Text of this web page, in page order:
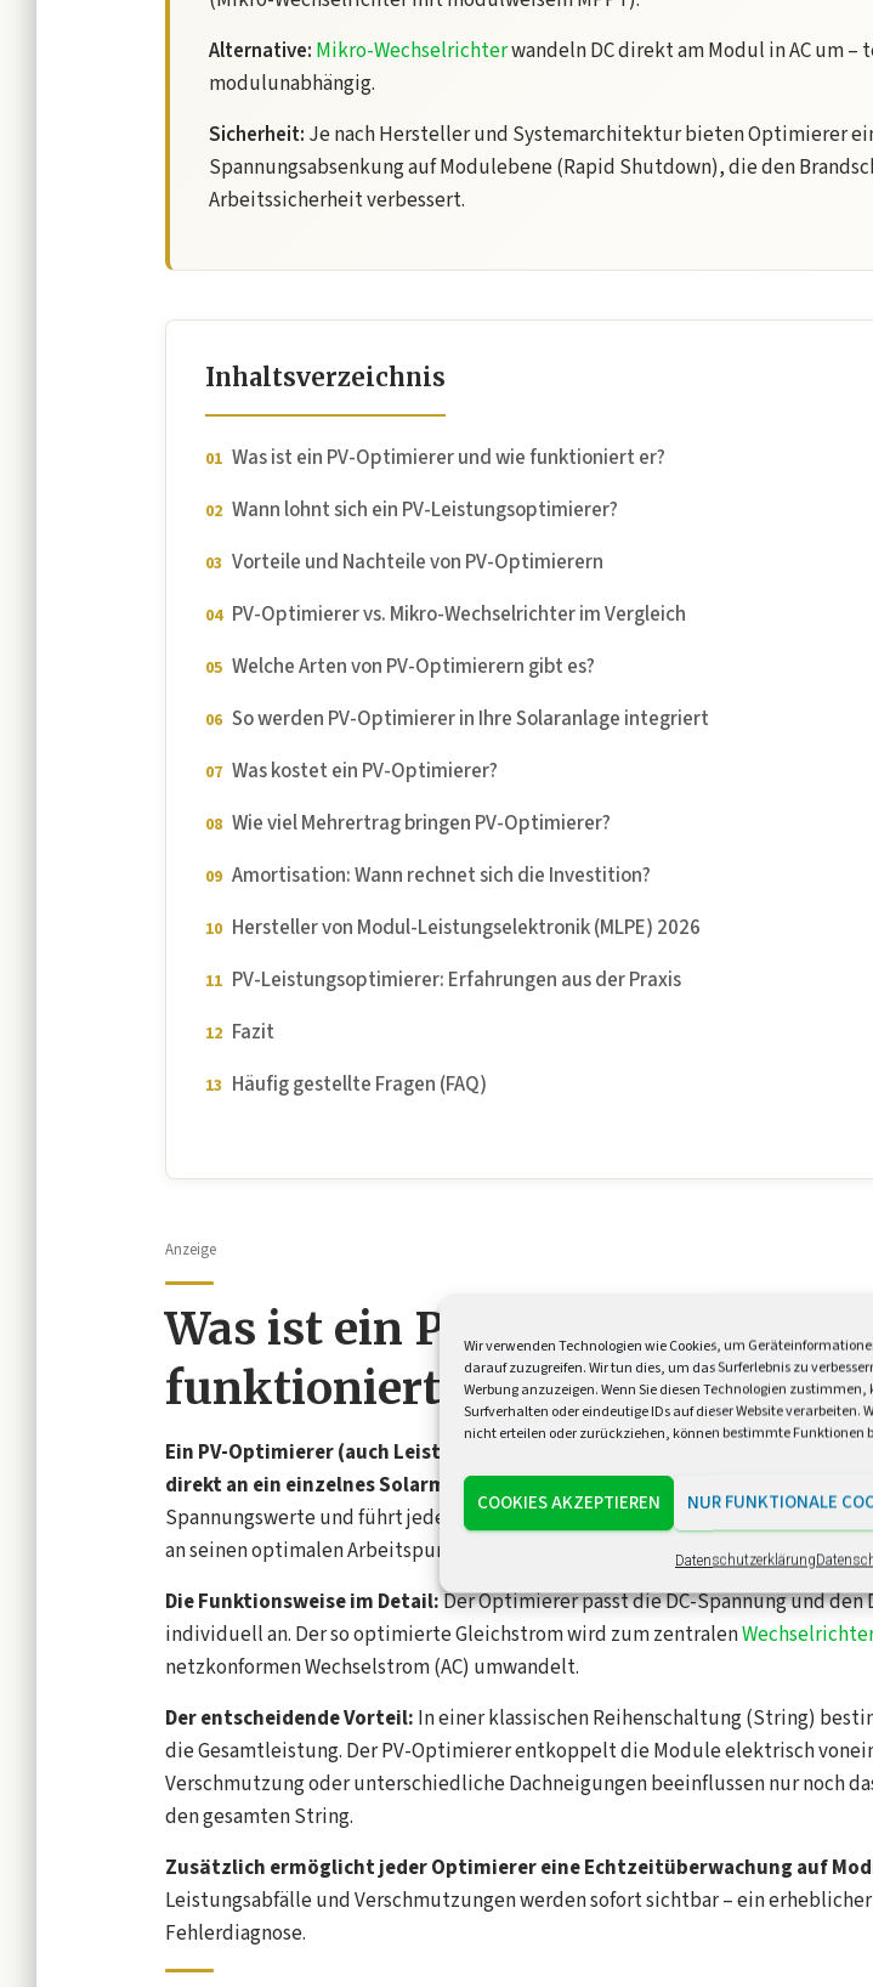
Wir verwenden Technologien wie Cookies, um
darauf zuzugreifen. Wir tun dies, um das Surferlebnis zu
Werbung anzuzeigen. Wenn Sie diesen Technologien
Surfverhalten oder eindeutige IDs auf dieser Website verarbeiten.
nicht erteilen oder zurückziehen, können bestimmte Funktionen
COOKIES AKZEPTIEREN NUR FUNKTIONALE
Datenschutzerklärung
Alternative: Mikro-Wechselrichterwandeln DC direkt am Modul in AC um
modulunabhängig.
Sicherheit: Je nach Hersteller und Systemarchitektur bieten Optimierer
Spannungsabsenkung auf Modulebene (Rapid Shutdown), die den
Arbeitssicherheit verbessert.
Inhaltsverzeichnis
Was ist ein PV-Optimierer und wie funktioniert er?
Wann lohnt sich ein PV-Leistungsoptimierer?
Vorteile und Nachteile von PV-Optimierern
PV-Optimierer vs. Mikro-Wechselrichter im Vergleich
Welche Arten von PV-Optimierern gibt es?
So werden PV-Optimierer in Ihre Solaranlage integriert
Was kostet ein PV-Optimierer?
Wie viel Mehrertrag bringen PV-Optimierer?
Amortisation: Wann rechnet sich die Investition?
Hersteller von Modul-Leistungselektronik (MLPE) 2026
PV-Leistungsoptimierer: Erfahrungen aus der Praxis
Fazit
Häufig gestellte Fragen (FAQ)
Anzeige
Was ist ein PV-Optimierer und
funktioniert er?
Ein PV-Optimierer (auch Leistungsoptimierer oder DC-Optimierer) ist ein
direkt an ein einzelnes Solarmodul angeschlossen wird.
Er überwacht
Spannungswerte und führt jedes Modul mithilfe derMPPT-Technologie
an seinen optimalen Arbeitspunkt.
Die Funktionsweise im Detail:Der Optimierer passt die DC-Spannung und den
individuell an. Der so optimierte Gleichstrom wird zum zentralen
netzkonformen Wechselstrom (AC) umwandelt.
Der entscheidende Vorteil: In einer klassischen Reihenschaltung (String)
die Gesamtleistung. Der PV-Optimierer entkoppelt die Module elektrisch
Verschmutzung oder unterschiedliche Dachneigungen beeinflussen nur noch
den gesamten String.
Zusätzlich ermöglicht jeder Optimierer eine Echtzeitüberwachung auf
Leistungsabfälle und Verschmutzungen werden sofort sichtbar – ein
Fehlerdiagnose.